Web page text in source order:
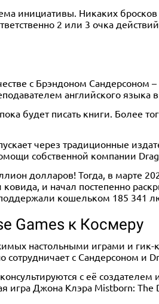
инициативы. Никаких
2 или 3 очка
с Брэндоном
английского языка
будет писать книги. Более
через традиционные
собственной компании
долларов! Тогда, в марте
и начал постепенно
кошельком 185 341
Games к Космеру
настольными играми и
с Сандерсоном и
с её
игра Джона Клэра Mistborn: The